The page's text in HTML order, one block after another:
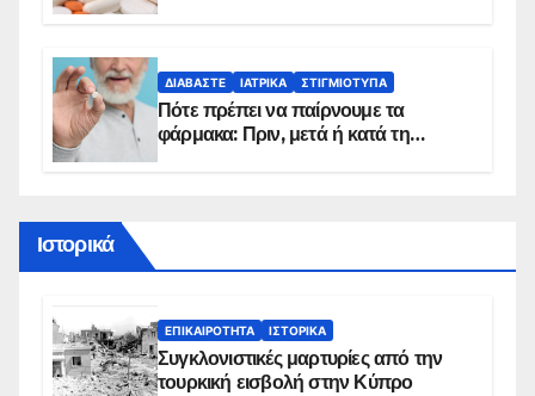
ΔΙΑΒΆΣΤΕ ΙΑΤΡΙΚΆ ΣΤΙΓΜΙΌΤΥΠΑ
Πότε πρέπει να παίρνουμε τα
φάρμακα: Πριν, μετά ή κατά τη
Ιστορικά
ΕΠΙΚΑΙΡΌΤΗΤΑ ΙΣΤΟΡΙΚΆ
Συγκλονιστικές μαρτυρίες από την
τουρκική εισβολή στην Κύπρο